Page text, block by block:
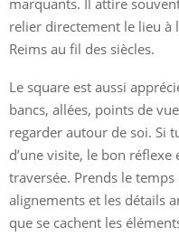
relier directement le lieu à
Reims au fil des siècles.
Le square est aussi
bancs, allées, points de
regarder autour de soi. Si
d’une visite, le bon
traversée. Prends le temps
alignements et les détails
que se cachent les